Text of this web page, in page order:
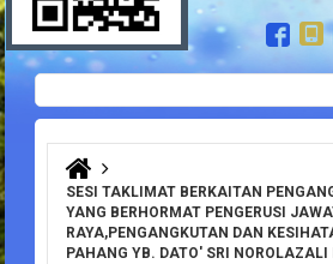
Search form
You are here
SESI TAKLIMAT BERKAITAN
YANG BERHORMAT PENGERUSI
RAYA,PENGANGKUTAN DAN
PAHANG YB. DATO' SRI